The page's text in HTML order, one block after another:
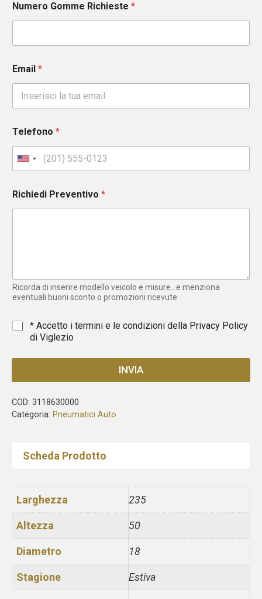
Numero Gomme Richieste *
Email *
Telefono *
U
n
t
e
e
s
Richiedi Preventivo *
Ricorda di inserire modello veicolo e misure...e menziona
eventuali buoni sconto o promozioni ricevute
* * Accetto i termini e le condizioni della Privacy Policy
di Viglezio
INVIA
COD: 3118630000
Categoria: Pneumatici Auto
Scheda Prodotto
Larghezza 235
Altezza 50
Diametro 18
Stagione Estiva